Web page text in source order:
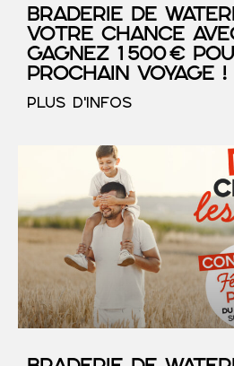
Braderie de
votre chance avec
gagnez 1 500 €
prochain voyage !
PLUS D'INFOS